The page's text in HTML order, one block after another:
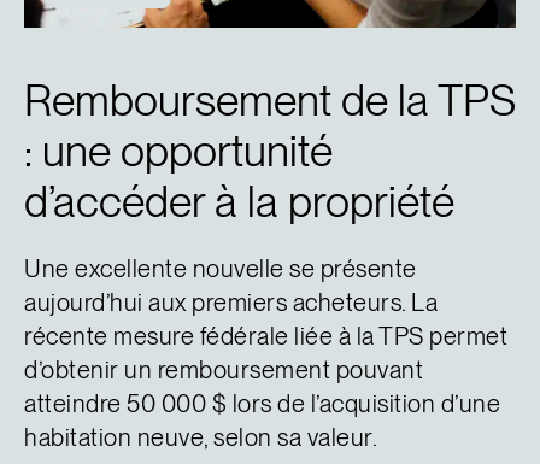
Remboursement de la TPS
: une opportunité
d’accéder à la propriété
Une excellente nouvelle se présente
aujourd’hui aux premiers acheteurs. La
récente mesure fédérale liée à la TPS permet
d’obtenir un remboursement pouvant
atteindre 50 000 $ lors de l’acquisition d’une
habitation neuve, selon sa valeur.